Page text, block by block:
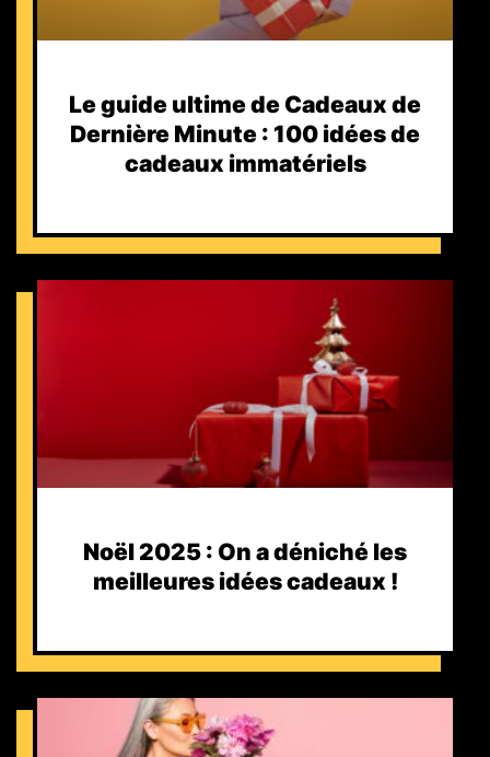
Le guide ultime de Cadeaux de
Dernière Minute : 100 idées de
cadeaux immatériels
Noël 2025 : On a déniché les
meilleures idées cadeaux !